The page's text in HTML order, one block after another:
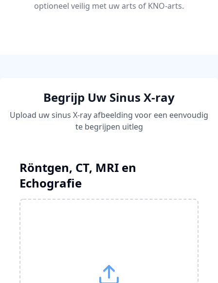
optioneel veilig met uw arts of KNO-arts.
Begrijp Uw Sinus X-ray
Upload uw sinus X-ray afbeelding voor een eenvoudig
te begrijpen uitleg
Röntgen, CT, MRI en
Echografie